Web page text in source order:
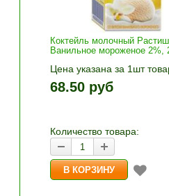
Коктейль молочный
Ванильное мороженое 2%,
Цена указана за 1шт
1шт прибавляется
и «-». Выберите нужное
68.50 руб
Количество товара: